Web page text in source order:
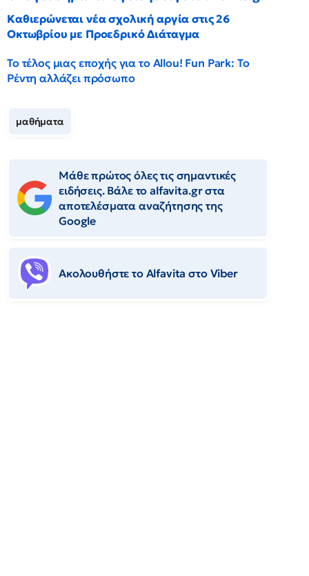
Καθιερώνεται νέα σχολική αργία στις 26
Οκτωβρίου με Προεδρικό Διάταγμα
Το τέλος μιας εποχής για το Allou! Fun Park: Το
Ρέντη αλλάζει πρόσωπο
μαθήματα
Μάθε πρώτος όλες τις σημαντικές
ειδήσεις. Βάλε το alfavita.gr στα
αποτελέσματα αναζήτησης της
Google
Ακολουθήστε το Αlfavita στο Viber